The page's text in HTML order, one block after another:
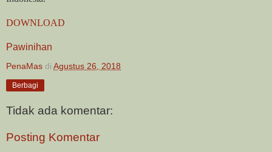
DOWNLOAD
Pawinihan
PenaMas di Agustus 26, 2018
Berbagi
Tidak ada komentar:
Posting Komentar